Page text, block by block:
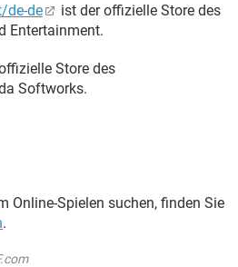
de-de
ist der offizielle Store des
Entertainment.
Store des
Softworks.
Online-Spielen suchen, finden Sie
.